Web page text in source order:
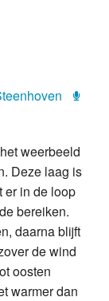
weerbeeld
Deze laag is
er in de loop
bereiken.
daarna blijft
de wind
oosten
warmer dan